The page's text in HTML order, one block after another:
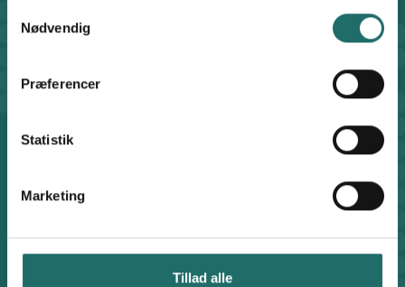
Nødvendig
Præferencer
Statistik
Marketing
Tillad alle
Klosterport 4x, 8000 Aarhus
cisu@cisu.dk
Genveje
Artikler
Indgiv en klage
Persondatapolitik